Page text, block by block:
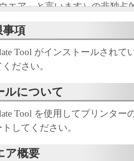
エア」と言います）の非独占
許諾し、お客様も下記条項に
。
本ソフトウエア」のインスト
意したことになります。
ず、直ちに「本ソフトウエア
、「本ソフトウエア」を、キ
事項
Tool がインストールされて
ださい。
ルについて
Tool を使用してプリンター
してください。
ア概要